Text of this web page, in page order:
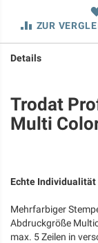
ZUR
Details
Trodat
Multi
Echte Individualität
Mehrfarbiger
Abdruckgröße
max. 5 Zeilen in